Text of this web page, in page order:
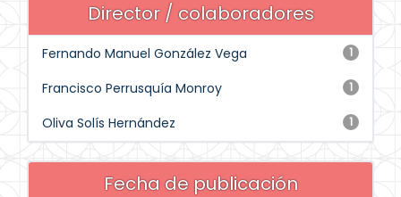
Director / colaboradores
1
Fernando Manuel González Vega
1
Francisco Perrusquía Monroy
1
Oliva Solís Hernández
Fecha de publicación